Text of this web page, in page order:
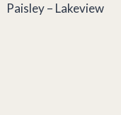
Paisley – Lakeview